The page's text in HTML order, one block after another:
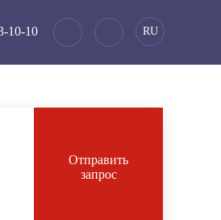
10-10 RU
Отправить
запрос